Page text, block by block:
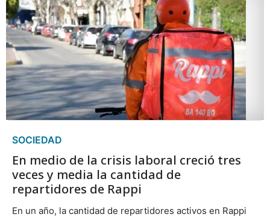
SOCIEDAD
En medio de la crisis laboral creció tres
veces y media la cantidad de
repartidores de Rappi
En un año, la cantidad de repartidores activos en Rappi